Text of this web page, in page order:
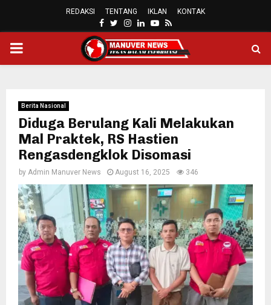
REDAKSI TENTANG IKLAN KONTAK
FACEBOOK
TWITTER
INSTAGRAM
LINKEDINYOUTUBE
RSS
PRIMARY
Berita Nasional
Diduga Berulang Kali Melakukan
Mal Praktek, RS Hastien
Rengasdengklok Disomasi
by Admin Manuver News August 16, 2025 346